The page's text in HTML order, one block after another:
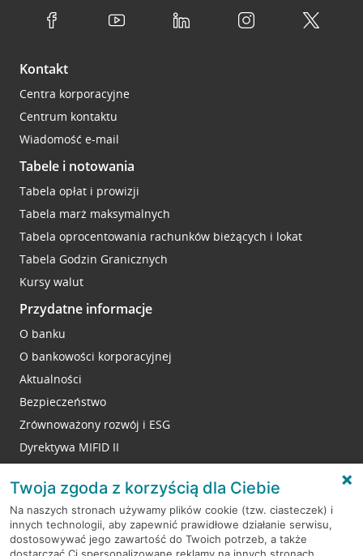
Kontakt
Centra korporacyjne
Centrum kontaktu
Wiadomość e-mail
Tabele i notowania
Tabela opłat i prowizji
Tabela marż maksymalnych
Tabela oprocentowania rachunków bieżących i lokat
Tabela Godzin Granicznych
Kursy walut
Przydatne informacje
O banku
O bankowości korporacyjnej
Aktualności
Bezpieczeństwo
Zrównoważony rozwój i ESG
Dyrektywa MIFID II
RODO
Twoja zgoda z korzyścią dla Ciebie
Na naszych stronach używamy plików cookie (tzw. ciasteczek) i
innych technologii, aby zapewnić prawidłowe działanie serwisu,
dostosowywać jego zawartość do Twoich potrzeb, a także